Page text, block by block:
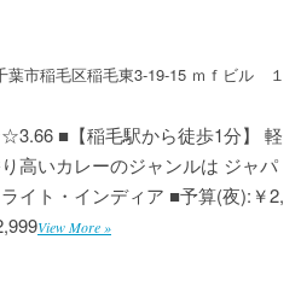
葉市稲毛区稲毛東3-19-15 ｍｆビル １
■【稲毛駅から徒歩1分】 軽
高いカレーのジャンルは ジャパ
イト・インディア ■予算(夜):￥2,
View More »